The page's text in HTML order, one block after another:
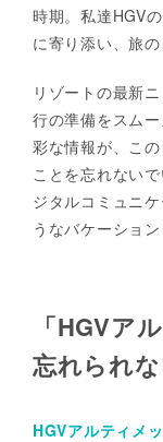
時期。私達HGV
に寄り添い、旅
リゾートの最新
行の準備をスム
彩な情報が、こ
ことを忘れない
ジタルコミュニ
うなバケーション
「HGVア
忘れられ
HGVアルティメ